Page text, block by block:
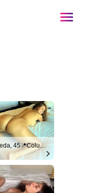
🥂 Frieda, 45📍Columbus